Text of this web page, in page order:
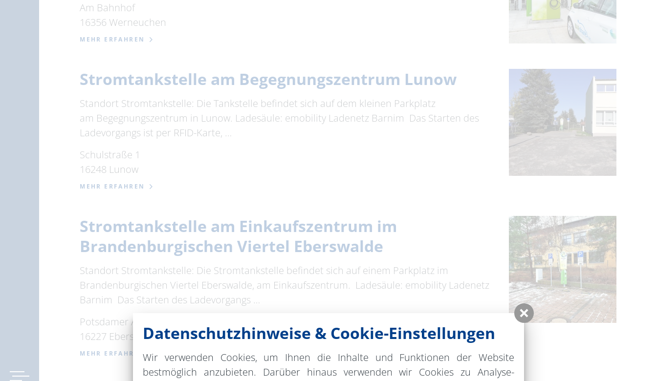
Am Bahnhof
16356 Werneuchen
MEHR ERFAHREN
Stromtankstelle am Begegnungszentrum Lunow
Standort Stromtankstelle: Die Tankstelle befindet sich auf dem kleinen Parkplatz
am Begegnungszentrum in Lunow. Ladesäule: emobility Ladenetz Barnim Das Starten des
Ladevorgangs ist per RFID-Karte, …
Schulstraße 1
16248 Lunow
MEHR ERFAHREN
Stromtankstelle am Einkaufszentrum im
Brandenburgischen Viertel Eberswalde
Standort Stromtankstelle: Die Stromtankstelle befindet sich auf einem Parkplatz im
Brandenburgischen Viertel Eberswalde, am Einkaufszentrum. Ladesäule: emobility Ladenetz
Barnim Das Starten des Ladevorgangs …
Potsdamer Allee 38
16227 Eberswalde
MEHR ERFAHREN
Datenschutzhinweise & Cookie-Einstellungen
Wir verwenden Cookies, um Ihnen die Inhalte und Funktionen der Website
bestmöglich anzubieten. Darüber hinaus verwenden wir Cookies zu Analyse-